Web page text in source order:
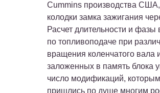
Cummins производства
колодки замка зажигания
Расчет длительности и
по топливоподаче при
вращения коленчатого вала
заложенных в память блока
число модификаций,
пришлись по душе многим